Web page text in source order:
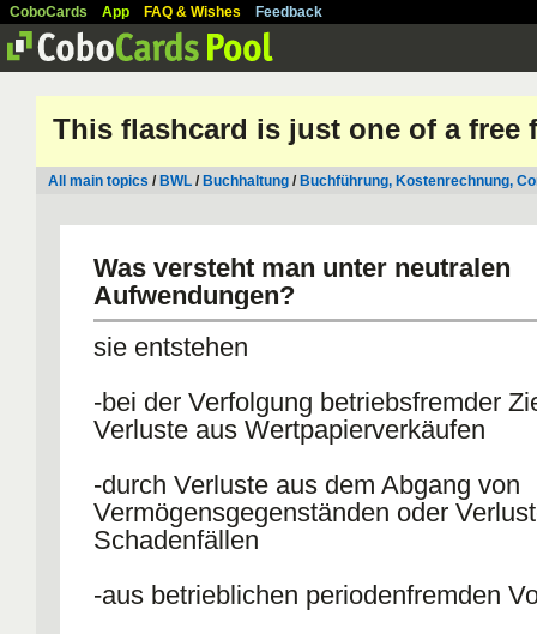
CoboCards App FAQ & Wishes Feedback
This flashcard is just one of a free
All main topics / BWL / Buchhaltung / Buchführung, Kostenrechnung,
Was versteht man unter neutralen
Aufwendungen?
sie entstehen
-bei der Verfolgung betriebsfremder
Verluste aus Wertpapierverkäufen
-durch Verluste aus dem Abgang von
Vermögensgegenständen oder
Schadenfällen
-aus betrieblichen periodenfremden